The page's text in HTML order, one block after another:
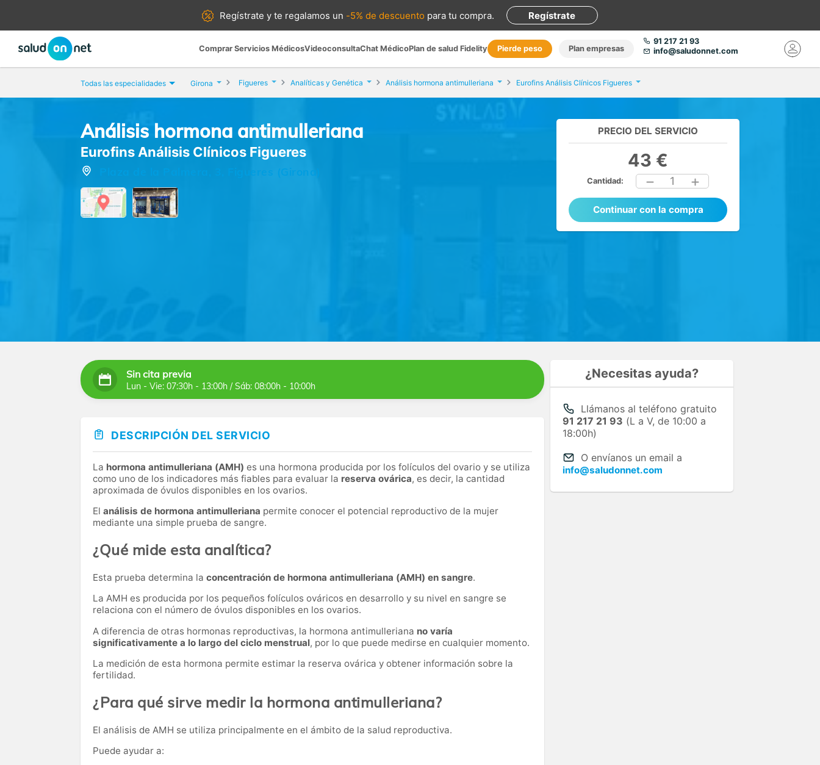
Regístrate yte regalamos un -5% de descuento para tu compra. Regístrate
Comprar Servicios MédicosVideoconsultaChat MédicoPlan de salud Fidelity Pierde peso Plan empresas
91 217 21 93
info@saludonnet.com
Todas las especialidades Girona Figueres Analíticas y Genética Análisis hormona antimulleriana Eurofins Análisis Clínicos Figueres
Análisis hormona antimulleriana
Eurofins Análisis Clínicos Figueres
Plaza de la Palmera, 3, Figueres (Girona)
PRECIO DEL SERVICIO
43 €
Cantidad: 1
Continuar con la compra
Sin cita previa
Lun - Vie: 07:30h - 13:00h / Sáb: 08:00h - 10:00h
DESCRIPCIÓN DEL SERVICIO
La hormona antimulleriana (AMH) es una hormona producida por los folículos del ovario y se utiliza
como uno de los indicadores más fiables para evaluar la reserva ovárica, es decir, la cantidad
aproximada de óvulos disponibles en los ovarios.
El análisis de hormona antimulleriana permite conocer el potencial reproductivo de la mujer
mediante una simple prueba de sangre.
¿Qué mide esta analítica?
Esta prueba determina la concentración de hormona antimulleriana (AMH) en sangre.
La AMH es producida por los pequeños folículos ováricos en desarrollo y su nivel en sangre se
relaciona con el número de óvulos disponibles en los ovarios.
A diferencia de otras hormonas reproductivas, la hormona antimulleriana no varía
significativamente a lo largo del ciclo menstrual, por lo que puede medirse en cualquier momento.
La medición de esta hormona permite estimar la reserva ovárica y obtener información sobre la
fertilidad.
¿Para qué sirve medir la hormona antimulleriana?
El análisis de AMH se utiliza principalmente en el ámbito de la salud reproductiva.
Puede ayudar a:
¿Necesitas ayuda?
Llámanos al teléfono gratuito
91 217 21 93 (L a V, de 10:00 a
18:00h)
O envíanos un email a
info@saludonnet.com